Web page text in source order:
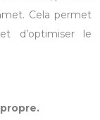
Cela permet
d’optimiser le